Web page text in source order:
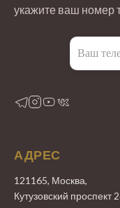
укажите ваш номер
АДРЕС
121165, Москва,
Кутузовский проспект